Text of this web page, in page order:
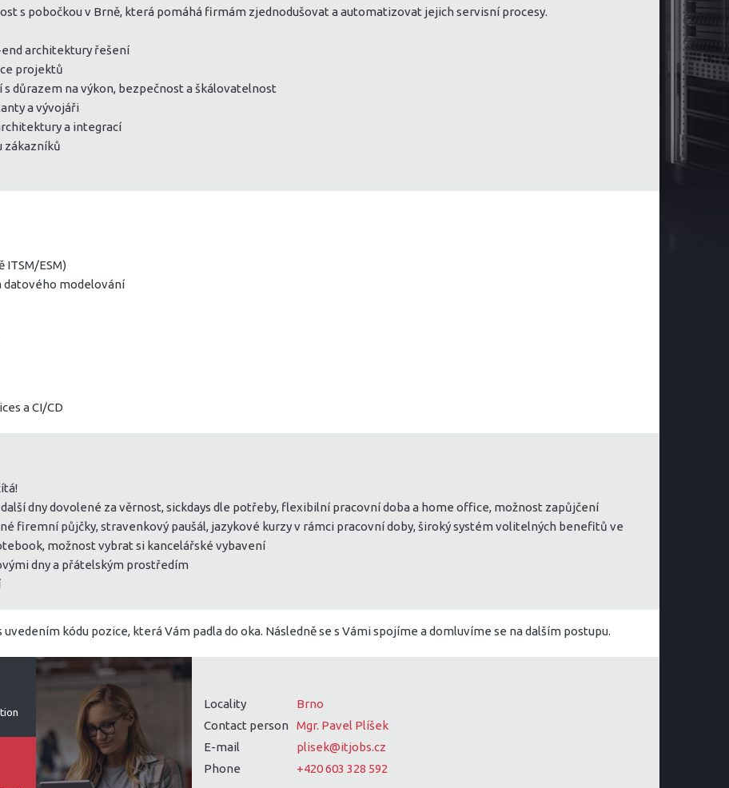
s pobočkou v Brně, která pomáhá firmám zjednodušovat a automatizovat jejich servisní procesy.
architektury řešení
projektů
důrazem na výkon, bezpečnost a škálovatelnost
a vývojáři
a integrací
zákazníků
ITSM/ESM)
datového modelování
a CI/CD
dny dovolené za věrnost, sickdays dle potřeby, flexibilní pracovní doba a home office, možnost zapůjčení
firemní půjčky, stravenkový paušál, jazykové kurzy v rámci pracovní doby, široký systém volitelných benefitů ve
možnost vybrat si kancelářské vybavení
dny a přátelským prostředím
uvedením kódu pozice, která Vám padla do oka. Následně se s Vámi spojíme a domluvíme se na dalším postupu.
Locality
Brno
Contact person Mgr. Pavel Plíšek
E-mail
plisek@itjobs.cz
Phone
+420 603 328 592